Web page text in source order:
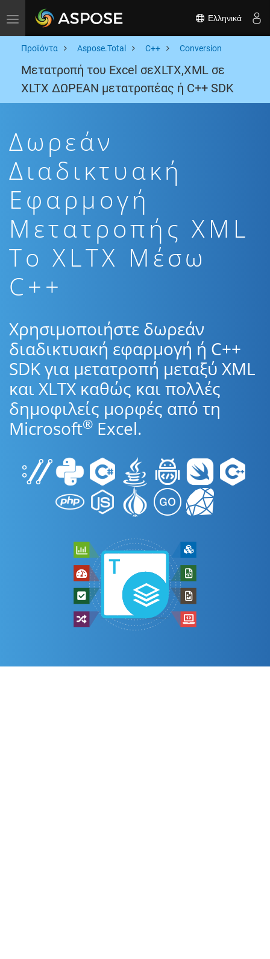
Toggle navigation Ελληνικά
Προϊόντα Aspose.Total C++ Conversion
Μετατροπή του Excel σεXLTX,XML σε
XLTX ΔΩΡΕΑΝ μετατροπέας ή C++ SDK
Δωρεάν
Διαδικτυακή
Εφαρμογή
Μετατροπής XML
To XLTX Μέσω
C++
Χρησιμοποιήστε δωρεάν
διαδικτυακή εφαρμογή ή C++
SDK για μετατροπή μεταξύ XML
και XLTX καθώς και πολλές
δημοφιλείς μορφές από τη
Microsoft® Excel.